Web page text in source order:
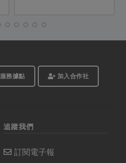
持台灣本土的農業和文
服務據點 加入合作社
追蹤我們
訂閱電子報